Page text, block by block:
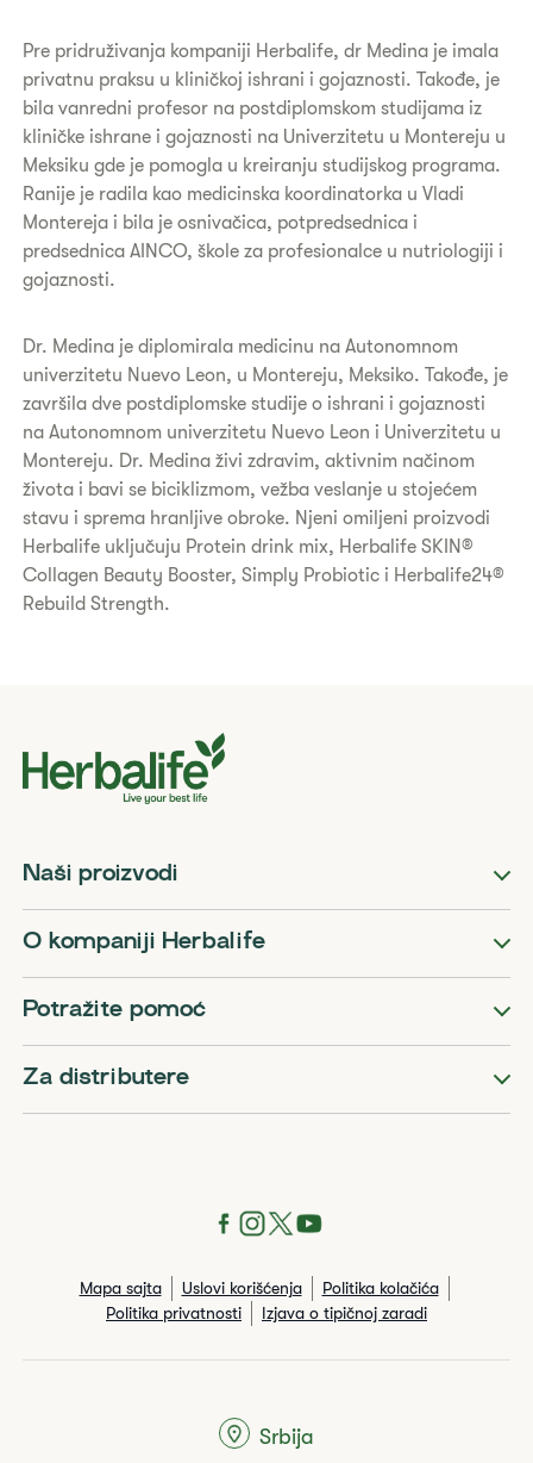
Pre pridruživanja kompaniji Herbalife, dr Medina je imala
privatnu praksu u kliničkoj ishrani i gojaznosti. Takođe, je
bila vanredni profesor na postdiplomskom studijama iz
kliničke ishrane i gojaznosti na Univerzitetu u Montereju u
Meksiku gde je pomogla u kreiranju studijskog programa.
Ranije je radila kao medicinska koordinatorka u Vladi
Montereja i bila je osnivačica, potpredsednica i
predsednica AINCO, škole za profesionalce u nutriologiji i
gojaznosti.
Dr. Medina je diplomirala medicinu na Autonomnom
univerzitetu Nuevo Leon, u Montereju, Meksiko. Takođe, je
završila dve postdiplomske studije o ishrani i gojaznosti
na Autonomnom univerzitetu Nuevo Leon i Univerzitetu u
Montereju. Dr. Medina živi zdravim, aktivnim načinom
života i bavi se biciklizmom, vežba veslanje u stojećem
stavu i sprema hranljive obroke. Njeni omiljeni proizvodi
Herbalife uključuju Protein drink mix, Herbalife SKIN®
Collagen Beauty Booster, Simply Probiotic i Herbalife24®
Rebuild Strength.
Naši proizvodi
O kompaniji Herbalife
Potražite pomoć
Za distributere
Mapa sajta Uslovi korišćenja
Politika kolačića
Politika privatnosti
Izjava o tipičnoj zaradi
Srbija